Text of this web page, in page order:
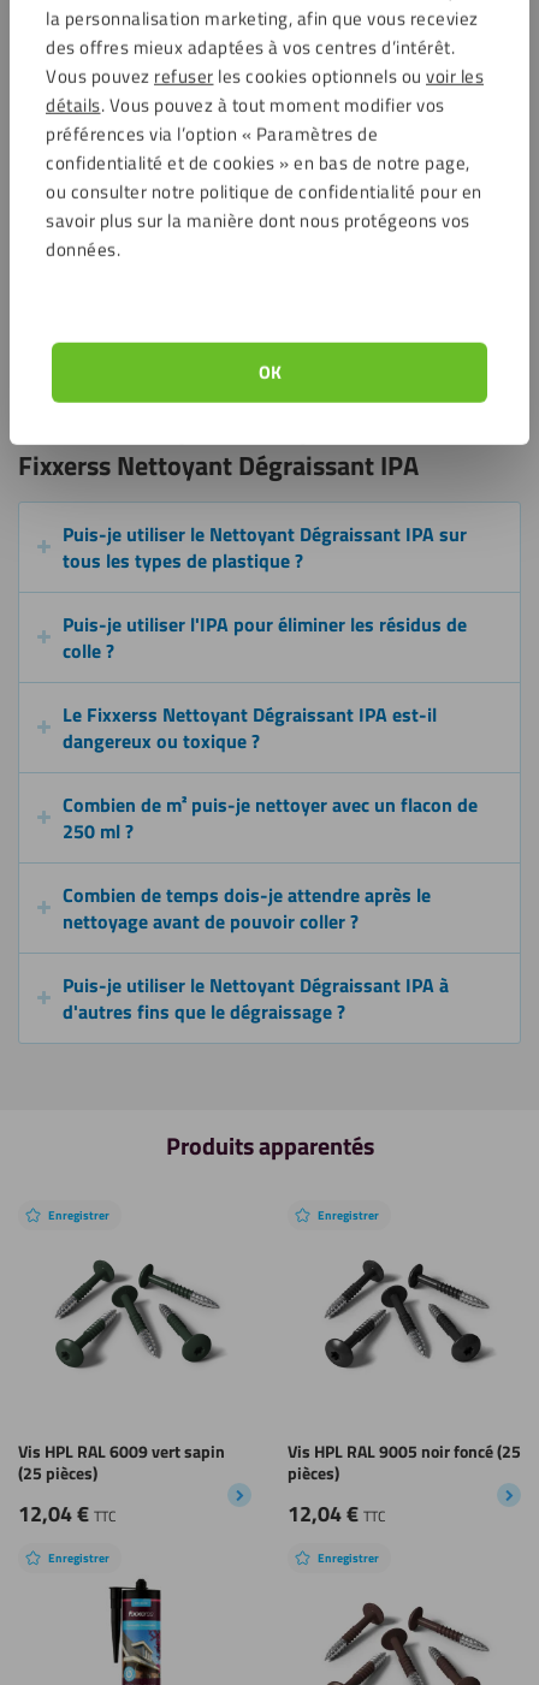
la personnalisation marketing, afin que vous receviez
des offres mieux adaptées à vos centres d’intérêt.
Vous pouvez refuser les cookies optionnels ou voir les
détails. Vous pouvez à tout moment modifier vos
préférences via l’option « Paramètres de
confidentialité et de cookies » en bas de notre page,
ou consulter notre politique de confidentialité pour en
savoir plus sur la manière dont nous protégeons vos
données.
OK
pratiques.
Idéal comme prétraitement avant l’application de colles,
mastics, apprêts et rubans adhésifs double face.
Utilisable sur les plaques en plastique, les métaux, le verre
traditionnel et les composites.
Parfait pour la signalétique, le bâtiment, l’automobile, la
menuiserie et le travail du verre traditionnel.
Convient également pour éliminer les traces de doigts, les
réparation et l’entretien.
Fixxerss Nettoyant Dégraissant IPA
Puis-je utiliser le Nettoyant Dégraissant IPA sur
tous les types de plastique ?
Puis-je utiliser l'IPA pour éliminer les résidus de
colle ?
Le Fixxerss Nettoyant Dégraissant IPA est-il
dangereux ou toxique ?
Combien de m² puis-je nettoyer avec un flacon de
250 ml ?
Combien de temps dois-je attendre après le
nettoyage avant de pouvoir coller ?
Puis-je utiliser le Nettoyant Dégraissant IPA à
d'autres fins que le dégraissage ?
Produits apparentés
Enregistrer
Vis HPL RAL 6009 vert sapin
(25 pièces)
12,04€ TTC
Enregistrer
Vis HPL RAL 9005 noir foncé (25
pièces)
12,04€ TTC
Enregistrer Enregistrer